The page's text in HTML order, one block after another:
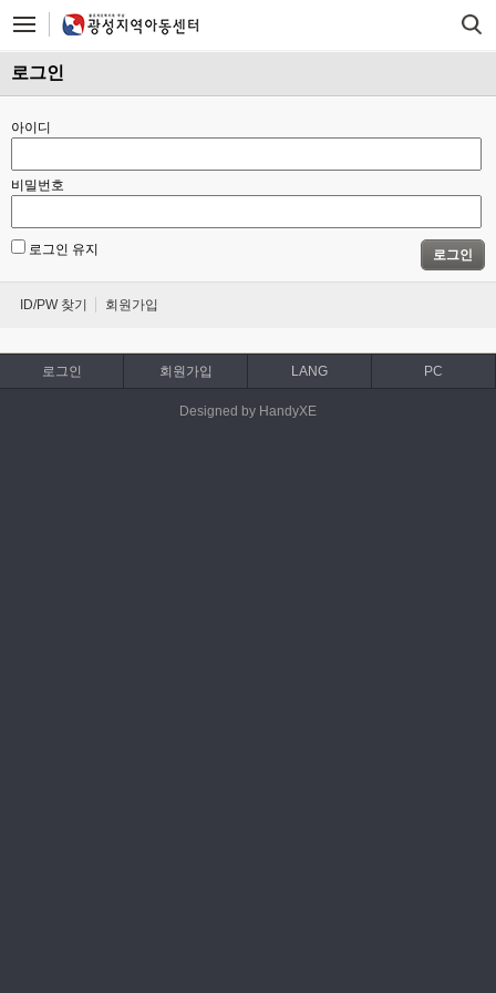
로그인
아이디
비밀번호
로그인 유지 로그인
ID/PW 찾기 회원가입
로그인 회원가입 LANG PC
Designed by HandyXE